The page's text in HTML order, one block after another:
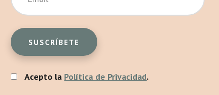
Acepto la Política de Privacidad.